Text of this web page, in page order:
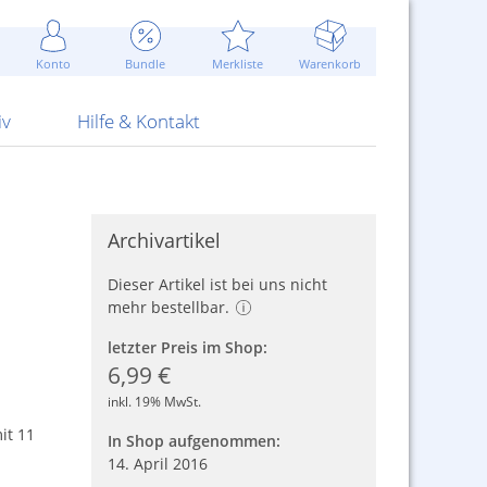
Konto Bundle Merkliste Warenkorb
Attrappen Blitzschnell...
Sommerpreise u.v.m.
ARS Pirotecnia
Hilfe & Kontakt
Kontaktformular
AGB
11
Archivartikel
Dieser Artikel ist bei uns nicht
mehr bestellbar.
letzter Preis im Shop:
6,99 €
inkl. 19% MwSt.
In Shop aufgenommen:
14. April 2016